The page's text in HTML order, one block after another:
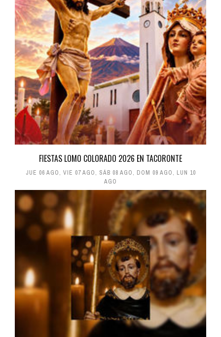
FIESTAS LOMO COLORADO 2026 EN TACORONTE
JUE 06 AGO, VIE 07 AGO, SÁB 08 AGO, DOM 09 AGO, LUN 10
AGO